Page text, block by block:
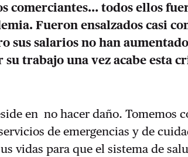
comerciantes… todos ellos
Fueron ensalzados casi
sus salarios no han
trabajo una vez acabe esta
en no hacer daño. Tomemos
de emergencias y de
vidas para que el sistema de